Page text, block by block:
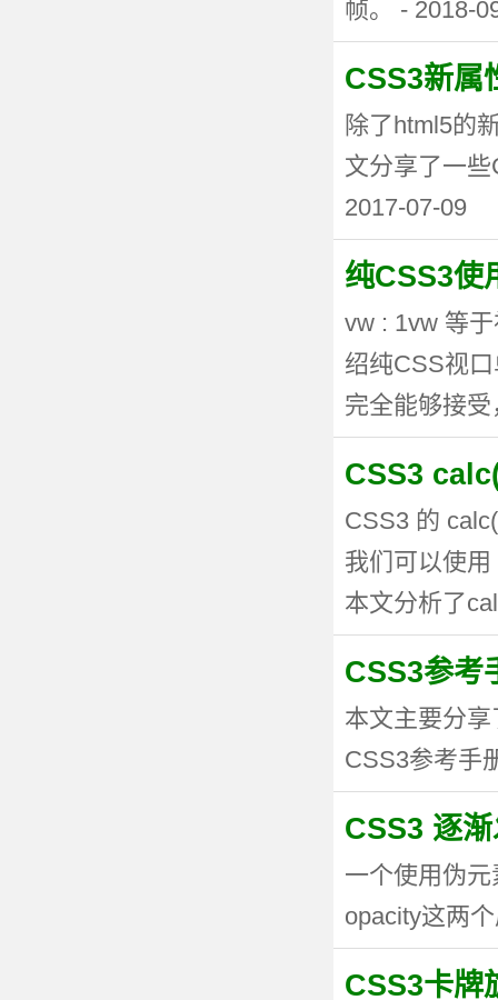
帧。 - 2018-
CSS3新属
除了html5的
文分享了一
2017-07-09
纯CSS3使
vw : 1vw 等
绍纯CSS视
完全能够接
CSS3
CSS3 的
我们可以使
本文分析了
CSS3参考
本文主要分
CSS3参考手
CSS3 逐
一个使用伪
opacity这两
CSS3卡牌